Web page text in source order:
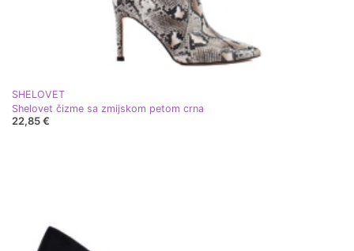
SHELOVET
Shelovet čizme sa zmijskom petom crna
22,85 €